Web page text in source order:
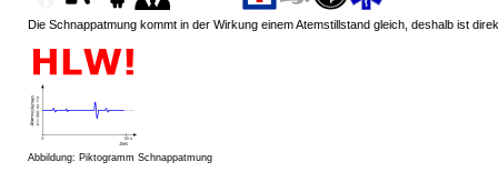
Die Schnappatmung kommt in der Wirkung einem Atemstillstand gleich, deshalb ist
Abbildung: Piktogramm Schnappatmung